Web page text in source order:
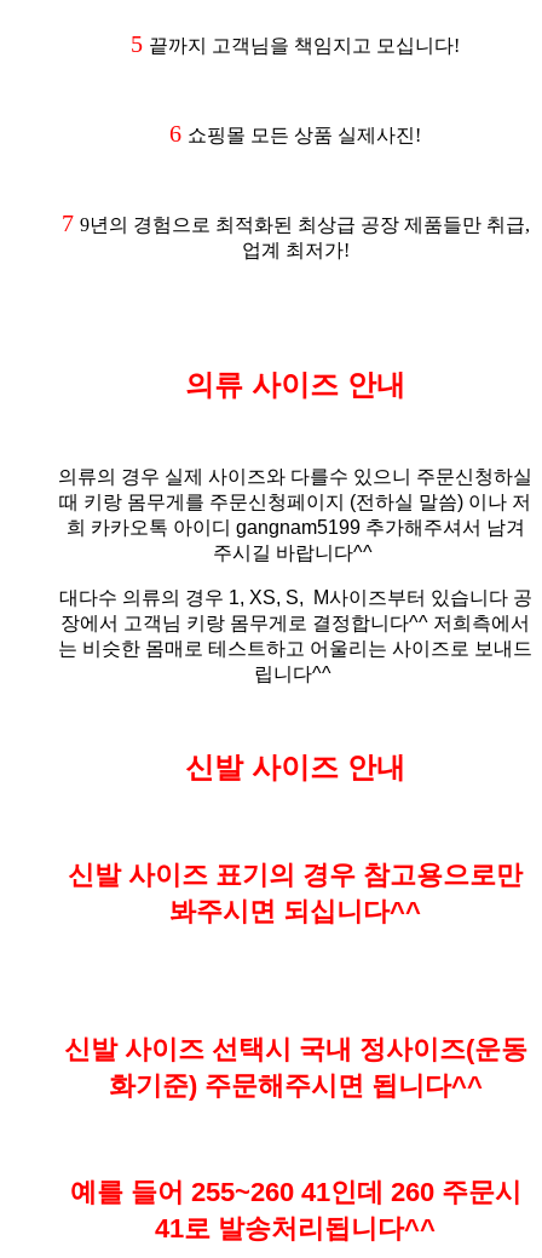
5 끝까지 고객님을 책임지고 모십니다!
6 쇼핑몰 모든 상품 실제사진!
7 9년의 경험으로 최적화된 최상급 공장 제품들만 취급,
업계 최저가!
의류 사이즈 안내
의류의 경우 실제 사이즈와 다를수 있으니 주문신청하실
때 키랑 몸무게를 주문신청페이지 (전하실 말씀) 이나 저
희 카카오톡 아이디 gangnam5199 추가해주셔서 남겨
주시길 바랍니다^^
대다수 의류의 경우 1, XS, S, M사이즈부터 있습니다 공
장에서 고객님 키랑 몸무게로 결정합니다^^ 저희측에서
는 비슷한 몸매로 테스트하고 어울리는 사이즈로 보내드
립니다^^
신발 사이즈 안내
신발 사이즈 표기의 경우 참고용으로만
봐주시면 되십니다^^
신발 사이즈 선택시 국내 정사이즈(운동
화기준) 주문해주시면 됩니다^^
예를 들어 255~260 41인데 260 주문시
41로 발송처리됩니다^^